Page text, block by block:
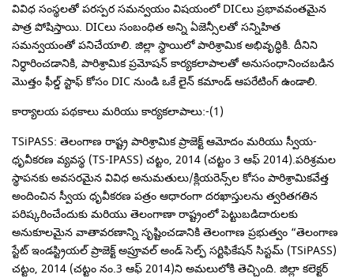
వివిధ సంస్థలతో పరస్పర సమన్వయం విషయంలో DICలు ప్రభావవంతమైన
పాత్ర పోషిస్తాయి. DICలు సంబంధిత అన్ని ఏజెన్సీలతో సన్నిహిత
సమన్వయంతో పనిచేయాలి. జిల్లా స్థాయిలో పారిశ్రామిక అభివృద్ధికి. దీనిని
నిర్ధారించడానికి, పారిశ్రామిక ప్రమోషన్ కార్యకలాపాలతో అనుసంధానించబడిన
మొత్తం ఫీల్డ్ స్టాఫ్ కోసం DIC నుండి ఒకే లైన్ కమాండ్ ఆపరేటింగ్ ఉండాలి.
కార్యాలయ పథకాలు మరియు కార్యకలాపాలు:-(1)
TSiPASS: తెలంగాణ రాష్ట్ర పారిశ్రామిక ప్రాజెక్ట్ ఆమోదం మరియు స్వీయ-
ధృవీకరణ వ్యవస్థ (TS-IPASS) చట్టం, 2014 (చట్టం 3 ఆఫ్ 2014).పరిశ్రమల
స్థాపనకు అవసరమైన వివిధ అనుమతులు/క్లియరెన్స్‌ల కోసం పారిశ్రామికవేత్త
అందించిన స్వీయ ధృవీకరణ పత్రం ఆధారంగా దరఖాస్తులను త్వరితగతిన
పరిష్కరించేందుకు మరియు తెలంగాణా రాష్ట్రంలో పెట్టుబడిదారులకు
అనుకూలమైన వాతావరణాన్ని సృష్టించడానికి తెలంగాణ ప్రభుత్వం “తెలంగాణ
స్టేట్ ఇండస్ట్రియల్ ప్రాజెక్ట్ అప్రూవల్ అండ్ సెల్ఫ్ సర్టిఫికేషన్ సిస్టమ్ (TSiPASS)
చట్టం, 2014 (చట్టం నం.3 ఆఫ్ 2014)ని అమలులోకి తెచ్చింది. జిల్లా కలెక్టర్‌